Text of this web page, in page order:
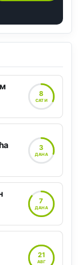
8
САТИ
3
ДАНА
7
ДАНА
21
АВГ